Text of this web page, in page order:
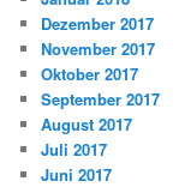
Dezember 2017
November 2017
Oktober 2017
September 2017
August 2017
Juli 2017
Juni 2017